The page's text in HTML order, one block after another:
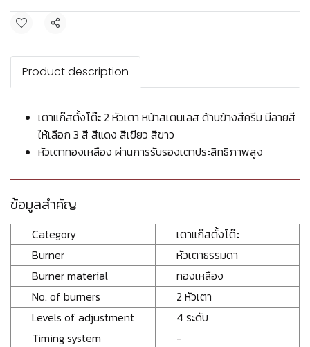
Share
Product description
เตาแก๊สตั้งโต๊ะ 2 หัวเตา หน้าสเตนเลส ด้านข้างสีครีม มีลายสี
ให้เลือก 3 สี สีแดง สีเขียว สีขาว
หัวเตาทองเหลือง ผ่านการรับรองเตาประสิทธิภาพสูง
ข้อมูลสำคัญ
Category
เตาแก๊สตั้งโต๊ะ
Burner
หัวเตาธรรมดา
Burner material
ทองเหลือง
No. of burners
2 หัวเตา
Levels of adjustment
4 ระดับ
Timing system
-